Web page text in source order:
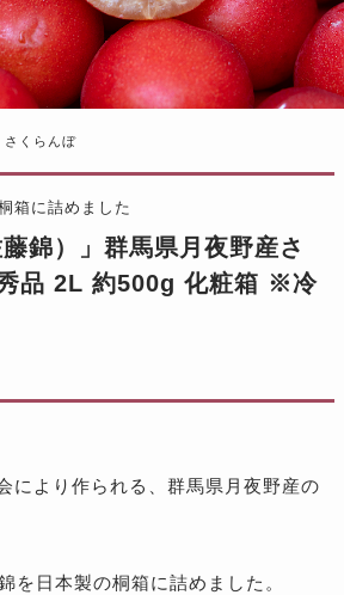
さくらんぼ
箱に詰めました
藤錦）」群馬県月夜野産さ
品 2L 約500g 化粧箱 ※冷
により作られる、群馬県月夜野産の
を日本製の桐箱に詰めました。